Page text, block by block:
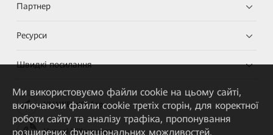
Партнер
Ресурси
Швидкі посилання
HUAWEI eKit App
Huawei HiKnow App
Ми використовуємо файли cookie на цьому сайті,
включаючи файли cookie третіх сторін, для коректної
роботи сайту та аналізу трафіка, пропонування
розширених функціональних можливостей,